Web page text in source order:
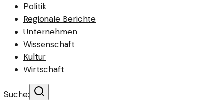
Politik
Regionale Berichte
Unternehmen
Wissenschaft
Kultur
Wirtschaft
Suche: